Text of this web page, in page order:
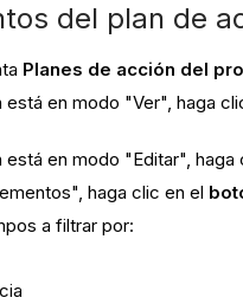
del plan de
Planes de acción del
está en modo "Ver", haga
está en modo "Editar", haga
haga clic en el
a filtrar por: